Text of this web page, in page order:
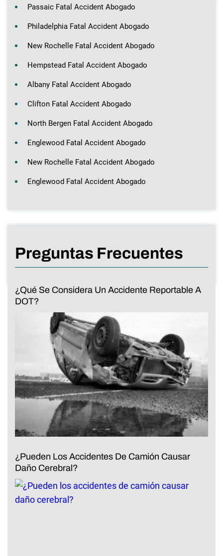
Passaic Fatal Accident Abogado
Philadelphia Fatal Accident Abogado
New Rochelle Fatal Accident Abogado
Hempstead Fatal Accident Abogado
Albany Fatal Accident Abogado
Clifton Fatal Accident Abogado
North Bergen Fatal Accident Abogado
Englewood Fatal Accident Abogado
New Rochelle Fatal Accident Abogado
Englewood Fatal Accident Abogado
Preguntas Frecuentes
¿Qué Se Considera Un Accidente Reportable A
DOT?
¿Pueden Los Accidentes De Camión Causar
Daño Cerebral?